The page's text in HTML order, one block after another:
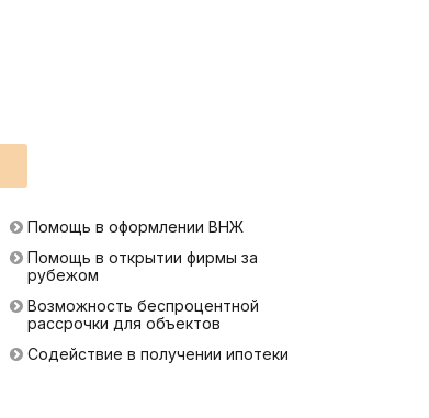
Помощь в оформлении ВНЖ
Помощь в открытии фирмы за
рубежом
Возможность беспроцентной
рассрочки для объектов
Содействие в получении ипотеки